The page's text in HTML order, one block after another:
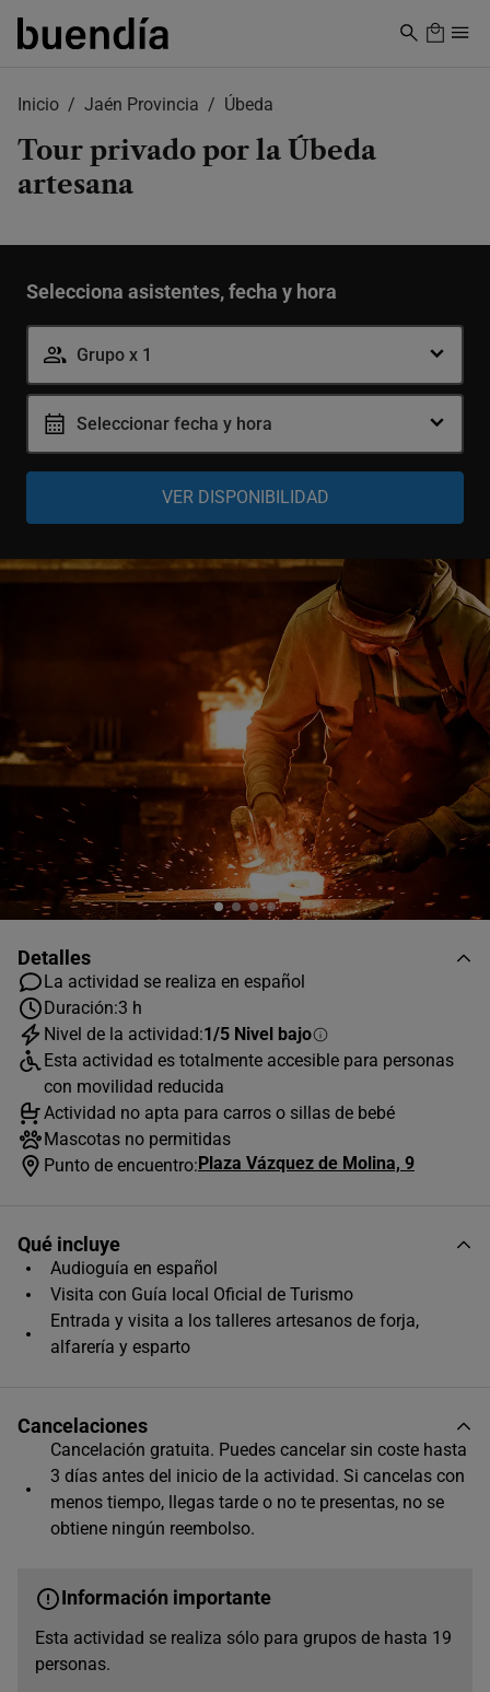
Skip
Inicio Jaén Provincia Úbeda
Tour privado por la Úbeda
artesana
Selecciona asistentes, fecha y hora
Grupo x 1
Grupo
1-19 personas - +
Seleccionar fecha y hora
AGOSTO 2026
L
M X J
1
2
3
4 5 6 7 8
9
17
18
24
25 26 27 28 29
30
31
Único horario disponible
Detalles
La actividad se realiza en español
Duración:3 h
Nivel de la actividad:1/5 Nivel bajo
Esta actividad es totalmente accesible para personas
con movilidad reducida
Actividad no apta para carros o sillas de bebé
Mascotas no permitidas
Punto de encuentro:Plaza Vázquez de Molina, 9
Qué incluye
Audioguía en español
Visita con Guía local Oficial de Turismo
Entrada y visita a los talleres artesanos de forja,
alfarería y esparto
Cancelaciones
Cancelación gratuita. Puedes cancelar sin coste hasta
3 días antes del inicio de la actividad. Si cancelas con
menos tiempo, llegas tarde o no te presentas, no se
obtiene ningún reembolso.
Información importante
Esta actividad se realiza sólo para grupos de hasta 19
personas.